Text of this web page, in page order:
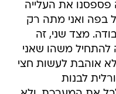
את העלייה
בפה ואני מתה רק
מצד שני, זה
להתחיל משהו שאני
לא אוהבת לעשות חצי
לבנות